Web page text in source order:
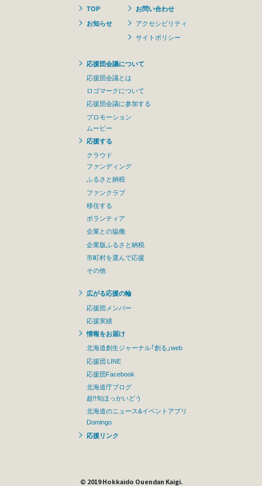
TOP
お知らせ
お問い合わせ
アクセシビリティ
サイトポリシー
応援団会議について
応援団会議とは
ロゴマークについて
応援団会議に参加する
プロモーション
ムービー
応援する
クラウド
ファンディング
ふるさと納税
ファンクラブ
移住する
ボランティア
企業との協働
企業版ふるさと納税
市町村を選んで応援
その他
広がる応援の輪
応援団メンバー
応援実績
情報をお届け
北海道創生ジャーナル「創る」web
応援団 LINE
応援団Facebook
北海道庁ブログ
超!!旬ほっかいどう
北海道のニュース&イベントアプリ
Domingo
応援リンク
© 2019 Hokkaido Ouendan Kaigi.